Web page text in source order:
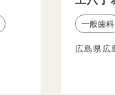
一般歯科
広島県広